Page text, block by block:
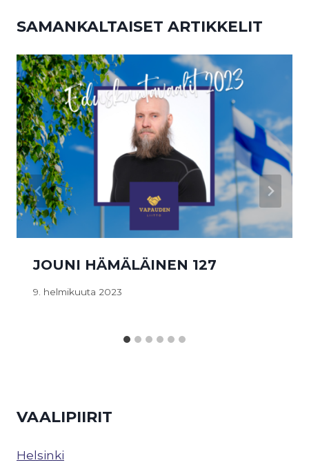
SAMANKALTAISET ARTIKKELIT
JOUNI HÄMÄLÄINEN 127
9. helmikuuta 2023
VAALIPIIRIT
Helsinki